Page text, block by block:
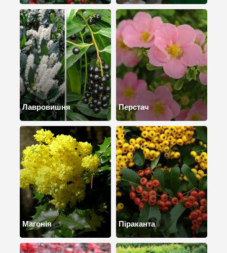
Лавровишня Перстач
Магонія Піраканта